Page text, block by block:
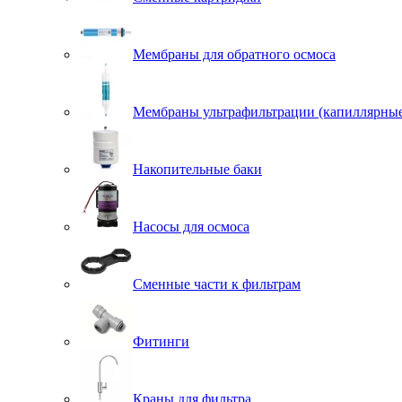
Мембраны для обратного осмоса
Мембраны ультрафильтрации
Накопительные баки
Насосы для осмоса
Сменные части к фильтрам
Фитинги
Краны для фильтра